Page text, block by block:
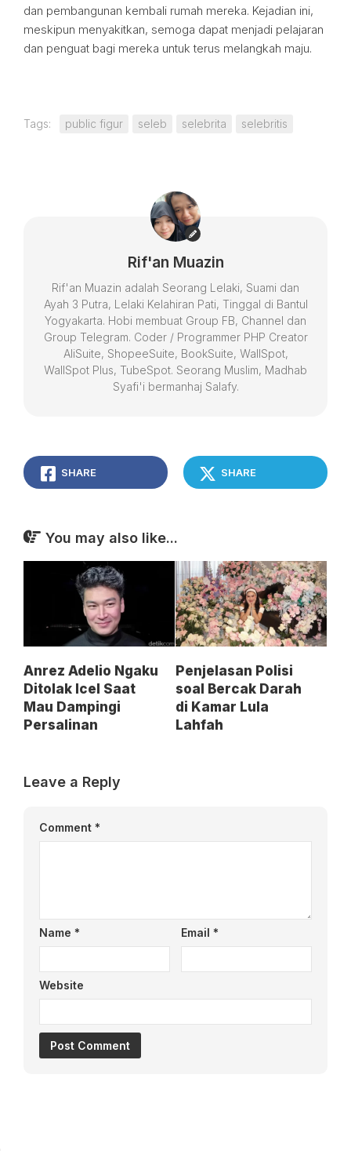
dan pembangunan kembali rumah mereka. Kejadian ini,
meskipun menyakitkan, semoga dapat menjadi pelajaran
dan penguat bagi mereka untuk terus melangkah maju.
Tags: public figur seleb selebrita selebritis
Rif'an Muazin
Rif'an Muazin adalah Seorang Lelaki, Suami dan
Ayah 3 Putra, Lelaki Kelahiran Pati, Tinggal di Bantul
Yogyakarta. Hobi membuat Group FB, Channel dan
Group Telegram. Coder / Programmer PHP Creator
AliSuite, ShopeeSuite, BookSuite, WallSpot,
WallSpot Plus, TubeSpot. Seorang Muslim, Madhab
Syafi'i bermanhaj Salafy.
SHARE SHARE
You may also like...
Anrez Adelio Ngaku
Ditolak Icel Saat
Mau Dampingi
Persalinan
Penjelasan Polisi
soal Bercak Darah
di Kamar Lula
Lahfah
Leave a Reply
Comment *
Name * Email *
Website